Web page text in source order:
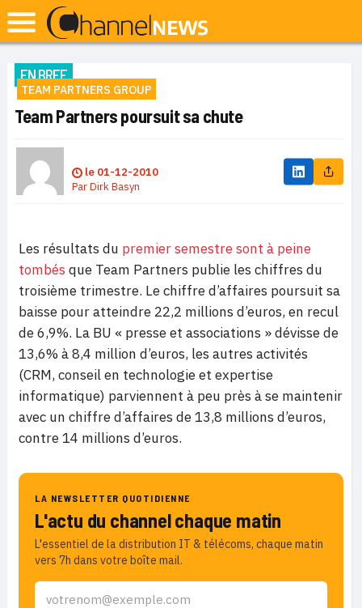
EN BREF
TEAM PARTNERS GROUP
Team Partners poursuit sa chute
le 01-12-2010
ParDirk Basyn
Les résultats du premier semestre sont à peine
tombés que Team Partners publie les chiffres du
troisième trimestre. Le chiffre d’affaires poursuit sa
baisse pour atteindre 22,2 millions d’euros, en recul
de 6,9%. La BU « presse et associations » dévisse de
13,6% à 8,4 million d’euros, les autres activités
(CRM, conseil en technologie et expertise
informatique) parviennent à peu près à se maintenir
avec un chiffre d’affaires de 13,8 millions d’euros,
contre 14 millions d’euros.
LA NEWSLETTER QUOTIDIENNE
L'actu du channel chaque matin
L'essentiel de la distribution IT & télécoms, chaque matin
vers 7h dans votre boîte mail.